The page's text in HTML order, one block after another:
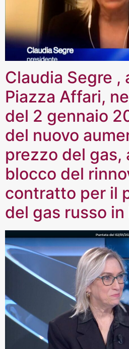
Claudia Segre ,
Piazza Affari,
del 2 gennaio
del nuovo
prezzo del gas,
blocco del
contratto per il
del gas russo in